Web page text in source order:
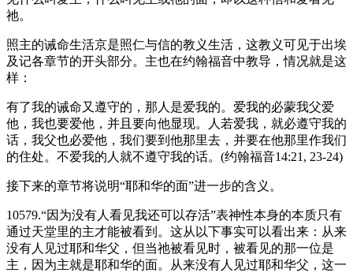
祂。
照主的诫命生活京是照仁与信的教义生活，这教义可见于出埃
及记各章节的开头部分。主也在约翰福音中教导，情况就是这
样：
有了我的诫命又遵守的，那人是爱我的。爱我的必蒙我父爱
他，我也要爱他，并且要向他显现。人若爱我，就必遵守我的
话，我父也必爱他，我们要到他那里去，并要在他那里作我们
的住处。不爱我的人就不遵守我的话。(约翰福音14:21, 23-24)
接下来的章节将说明“耶和华的面”进一步的含义。
10579.“因为没有人看见我还可以存活”表神性本身的本质只有
通过天堂里的主才能被看到。这从以下事实可以看出来：从来
没有人见过耶和华父，但当祂被看见时，被看见的那一位是
主，因为主就是耶和华的面。从来没有人见过耶和华父，这一